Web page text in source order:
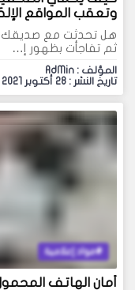
وتعقب المواقع
هل تحدثت مع صديقك
ثم تفاجأت بظهور إ…
المؤلف : AdMin
تاريخ النشر : 28 أكتوبر 2021
مواد إعلامية
أمان الهاتف